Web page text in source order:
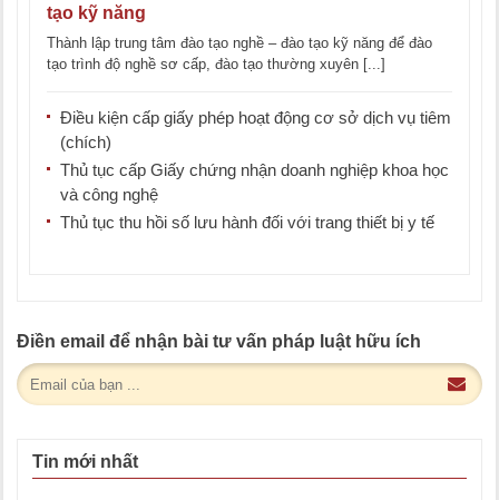
tạo kỹ năng
Thành lập trung tâm đào tạo nghề – đào tạo kỹ năng để đào
tạo trình độ nghề sơ cấp, đào tạo thường xuyên [...]
Điều kiện cấp giấy phép hoạt động cơ sở dịch vụ tiêm
(chích)
Thủ tục cấp Giấy chứng nhận doanh nghiệp khoa học
và công nghệ
Thủ tục thu hồi số lưu hành đối với trang thiết bị y tế
Điền email để nhận bài tư vấn pháp luật hữu ích
Tin mới nhất